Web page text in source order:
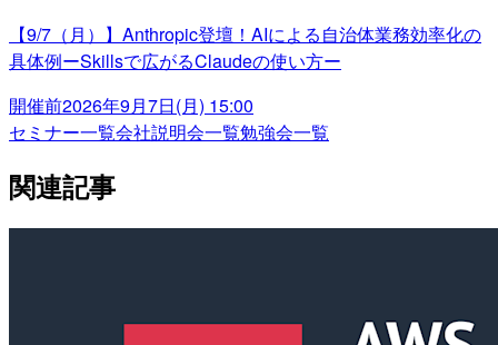
【9/7（月）】Anthropic登壇！AIによる自治体業務効率化の
具体例ーSkillsで広がるClaudeの使い方ー
開催前2026年9月7日(月) 15:00
セミナー一覧会社説明会一覧勉強会一覧
関連記事